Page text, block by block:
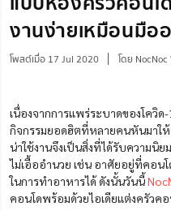
งานง่ายเหมือนมือ
โพสต์เมื่อ 17 Jul 2020 โดย
เนื่องจากการแพร่ระบาดของโควิด-
กิจกรรมยอดฮิตที่หลายคนหันมาให้
น่าใช้งานจึงเป็นสิ่งที่ได้รับความนิย
ไม่เอื้ออำนวย เช่น อาศัยอยู่ที่คอนโ
ในการทำอาหารได้ดังนั้นวันนี้
คอนโดพร้อมด้วยไอเดียแต่งครัวค